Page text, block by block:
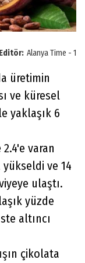
Editör: Alanya Time - 1
üretimin
ve küresel
yaklaşık 6
varan
ve 14
ulaştı.
yüzde
altıncı
çikolata